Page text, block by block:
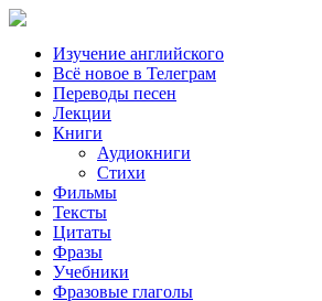
Изучение английского
Всё новое в Телеграм
Переводы песен
Лекции
Книги
Аудиокниги
Стихи
Фильмы
Тексты
Цитаты
Фразы
Учебники
Фразовые глаголы